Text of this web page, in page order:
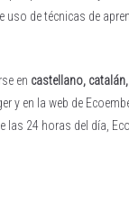
uso de técnicas de
en castellano,
y en la web de
24 horas del día,